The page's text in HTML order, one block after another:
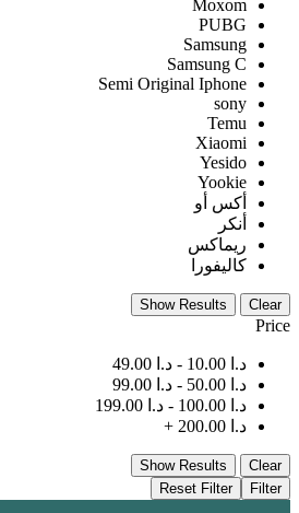
Moxom
PUBG
Samsung
Samsung C
Semi Original Iphone
sony
Temu
Xiaomi
Yesido
Yookie
أكس أو
أنكر
ريماكس
كاليفورا
Clear
Show Results
Price
د.ا - د.ا
د.ا
- د.ا
د.ا
- د.ا
د.ا
+
Clear
Show Results
Filter
Reset Filter